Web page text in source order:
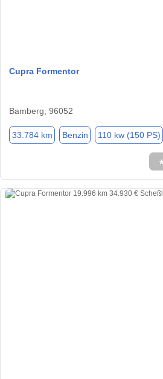
Cupra Formentor
Bamberg, 96052
33.784 km Benzin 110 kw (150 PS)